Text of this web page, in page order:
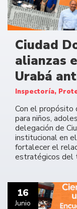
Ciudad
alianzas
Urabá
Inspectoría,
Con el propósito
para niños,
delegación de
institucional en
fortalecer el
estratégicos del
16
Junio